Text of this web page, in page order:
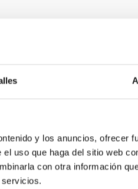
y los anuncios, ofrecer
uso que haga del sitio web
con otra información
y el 2º Project
de Groningen (Países
y el 2º Project
técnico del IAC y los
Cosmology
fue reforzar la